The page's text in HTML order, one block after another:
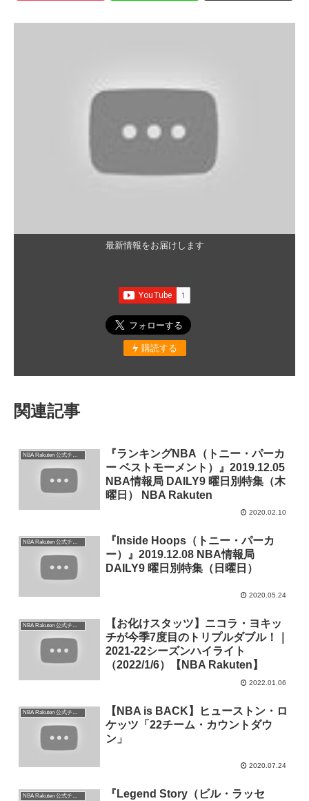
最新情報をお届けします
購読する
関連記事
NBA Rakuten 公式チャンネル
『ランキングNBA（トニー・パーカ
ー ベストモーメント）』2019.12.05
NBA情報局 DAILY9 曜日別特集（木
曜日） NBA Rakuten
2020.02.10
NBA Rakuten 公式チャンネル
『Inside Hoops（トニー・パーカ
ー）』2019.12.08 NBA情報局
DAILY9 曜日別特集（日曜日）
2020.05.24
【お化けスタッツ】ニコラ・ヨキッ
チが今季7度目のトリプルダブル！｜
2021-22シーズンハイライト
（2022/1/6）【NBA Rakuten】
2022.01.06
NBA Rakuten 公式チャンネル
【NBA is BACK】ヒューストン・ロ
ケッツ「22チーム・カウントダウ
ン」
2020.07.24
『Legend Story（ビル・ラッセ